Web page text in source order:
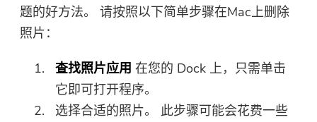
题的好方法。 请按照以下简单步骤在Mac上删除
照片：
查找照片应用 在您的 Dock 上，只需单击
它即可打开程序。
选择合适的照片。 此步骤可能会花费一些
立即购买